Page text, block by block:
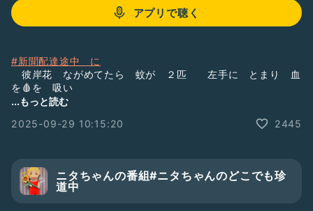
アプリで聴く
#新聞配達途中 に
彼岸花 ながめてたら 蚊が ２匹 左手に とまり 血
を🩸を 吸い
蚊の お腹 血🩸で 真っ赤になったんよ
...もっと読む
2025-09-29 10:15:20
2445
ニタちゃんの番組#ニタちゃんのどこでも珍
道中